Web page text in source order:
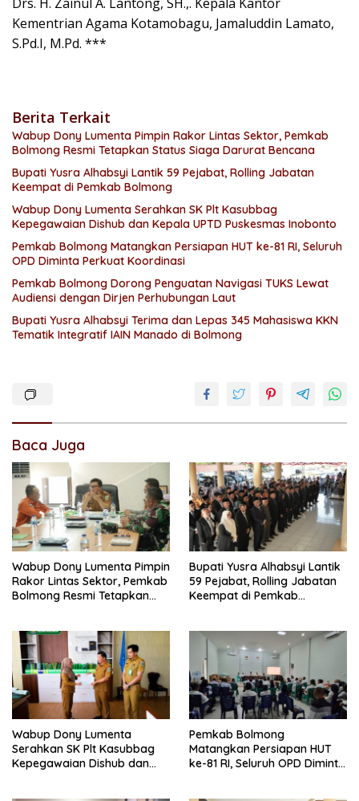
Kementrian Agama Kotamobagu, Jamaluddin Lamato,
S.Pd.I, M.Pd. ***
Berita Terkait
Wabup Dony Lumenta Pimpin Rakor Lintas Sektor, Pemkab
Bolmong Resmi Tetapkan Status Siaga Darurat Bencana
Bupati Yusra Alhabsyi Lantik 59 Pejabat, Rolling Jabatan
Keempat di Pemkab Bolmong
Wabup Dony Lumenta Serahkan SK Plt Kasubbag
Kepegawaian Dishub dan Kepala UPTD Puskesmas Inobonto
Pemkab Bolmong Matangkan Persiapan HUT ke-81 RI, Seluruh
OPD Diminta Perkuat Koordinasi
Pemkab Bolmong Dorong Penguatan Navigasi TUKS Lewat
Audiensi dengan Dirjen Perhubungan Laut
Bupati Yusra Alhabsyi Terima dan Lepas 345 Mahasiswa KKN
Tematik Integratif IAIN Manado di Bolmong
Baca Juga
Wabup Dony Lumenta Pimpin
Rakor Lintas Sektor, Pemkab
Bolmong Resmi Tetapkan
Bupati Yusra Alhabsyi Lantik
59 Pejabat, Rolling Jabatan
Keempat di Pemkab
Wabup Dony Lumenta
Serahkan SK Plt Kasubbag
Kepegawaian Dishub dan
Pemkab Bolmong
Matangkan Persiapan HUT
ke-81 RI, Seluruh OPD Diminta